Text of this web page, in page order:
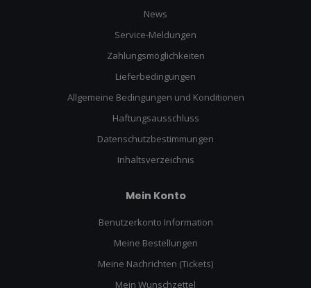
News
Service-Meldungen
Zahlungsmöglichkeiten
Lieferbedingungen
Allgemeine Bedingungen und Konditionen
Haftungsausschluss
Datenschutzbestimmungen
Inhaltsverzeichnis
Mein Konto
Benutzerkonto Information
Meine Bestellungen
Meine Nachrichten (Tickets)
Mein Wunschzettel